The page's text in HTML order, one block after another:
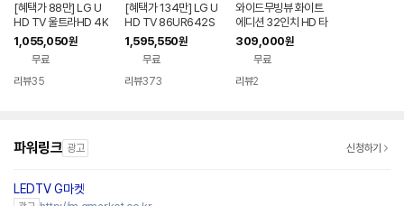
[혜택가 88만] LG U
HD TV 울트라HD 4K
65UA7500ENA 16
3cm(65인치) 스탠드
1,055,050원
무료
리뷰35
[혜택가 134만] LG U
HD TV 86UR642S
0NC 217cm(86인
치) 울트라HD 스탠드
형 비즈니스 TV
1,595,550원
무료
리뷰373
와이드무빙뷰 화이트
에디션 32인치 HD 타
원형 삼탠바이미 이동
식 세트 스마트 TV 중
소바이미
309,000원
무료
리뷰2
파워링크 광고 신청하기
LEDTV G마켓